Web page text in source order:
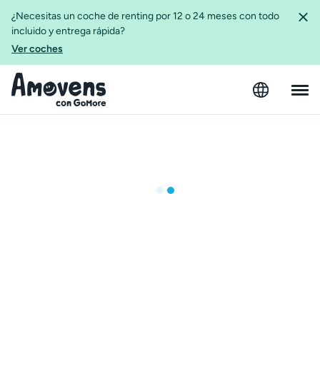
¿Necesitas un coche de renting por 12 o 24 meses con todo
incluido y entrega rápida?
Ver coches